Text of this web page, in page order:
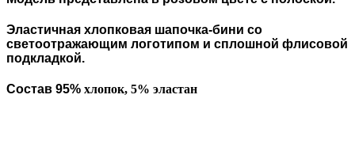
Эластичная хлопковая шапочка-бини со
светоотражающим логотипом и сплошной флисовой
подкладкой.
Состав 95% хлопок, 5% эластан